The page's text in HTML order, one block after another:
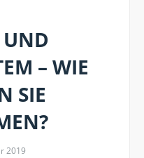
UND
– WIE
SIE
2019